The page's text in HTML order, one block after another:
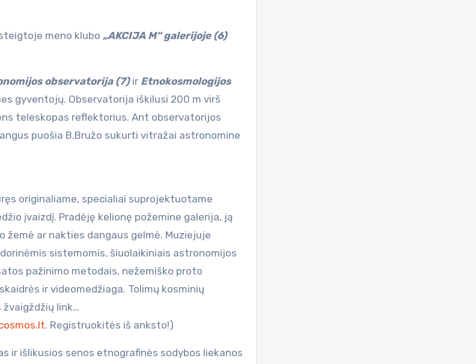
meno klubo „AKCIJA M“ galerijoje (6)
observatorija (7)ir Etnokosmologijos
gyventojų. Observatorija iškilusi 200 m virš
teleskopas reflektorius. Ant observatorijos
puošia B.Bružo sukurti vitražai astronomine
originaliame, specialiai suprojektuotame
įvaizdį. Pradėję kelionę požemine galerija, ją
ar nakties dangaus gelmė. Muziejuje
sistemomis, šiuolaikiniais astronomijos
pažinimo metodais, nežemiško proto
ir videomedžiaga. Tolimų kosminių
žvaigždžių link…
. Registruokitės iš anksto!)
ir išlikusios senos etnografinės sodybos liekanos